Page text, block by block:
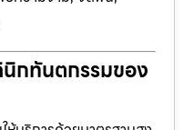
นิกทันตกรรมของ